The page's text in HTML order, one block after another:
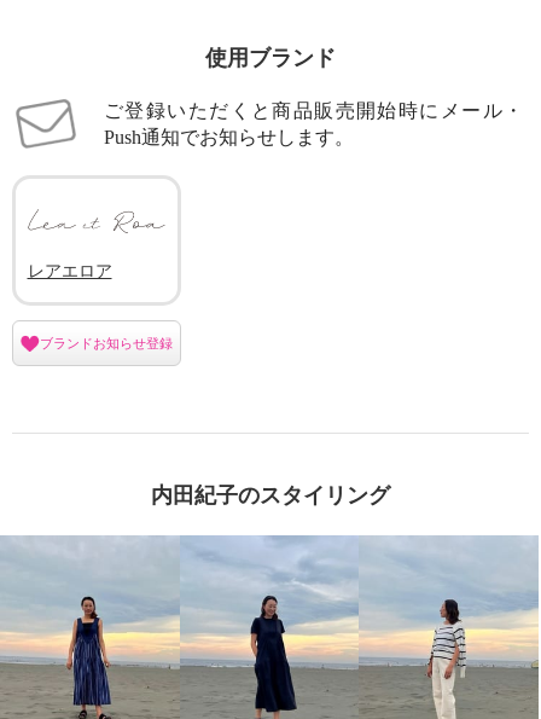
使用ブランド
ご登録いただくと商品販売開始時にメール・
Push通知でお知らせします。
レアエロア
ブランドお知らせ登録
内田紀子のスタイリング